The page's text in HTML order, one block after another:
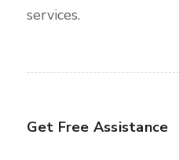
services.
Get Free Assistance